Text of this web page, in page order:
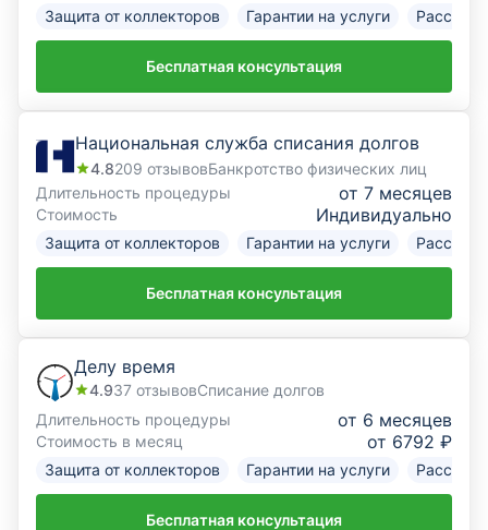
Защита от коллекторов Гарантии на услуги
Бесплатная консультация
Национальная служба списания долгов
4.8209 отзывовБанкротство физических лиц
Длительность процедуры
от 7 месяцев
Стоимость Индивидуально
Защита от коллекторов Гарантии на услуги
Бесплатная консультация
Делу время
4.937 отзывовСписание долгов
Длительность процедуры
от 6 месяцев
Стоимость в месяц от 6792 ₽
Защита от коллекторов Гарантии на услуги
Бесплатная консультация